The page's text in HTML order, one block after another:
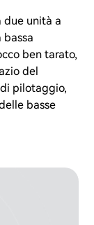
due unità a
ben tarato,
del
pilotaggio,
basse